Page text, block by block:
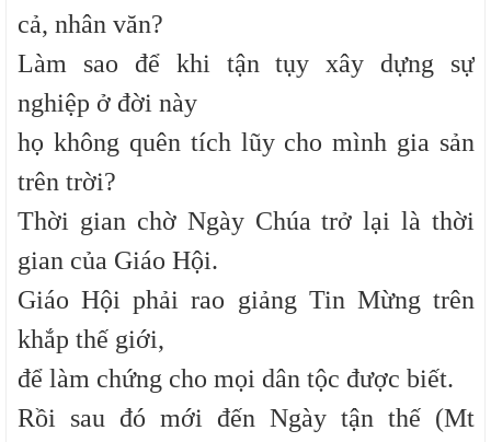
cả, nhân văn?
Làm sao để khi tận tụy xây dựng sự
nghiệp ở đời này
họ không quên tích lũy cho mình gia sản
trên trời?
Thời gian chờ Ngày Chúa trở lại là thời
gian của Giáo Hội.
Giáo Hội phải rao giảng Tin Mừng trên
khắp thế giới,
để làm chứng cho mọi dân tộc được biết.
Rồi sau đó mới đến Ngày tận thế (Mt